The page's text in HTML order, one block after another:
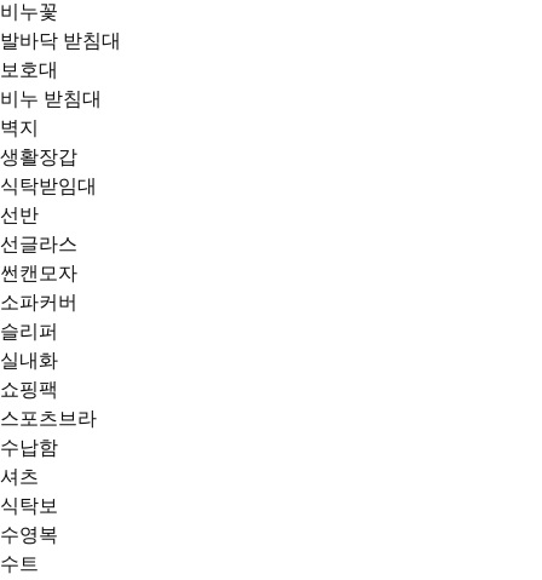
비누꽃
발바닥 받침대
보호대
비누 받침대
벽지
생활장갑
식탁받임대
선반
선글라스
썬캔모자
소파커버
슬리퍼
실내화
쇼핑팩
스포츠브라
수납함
셔츠
식탁보
수영복
수트